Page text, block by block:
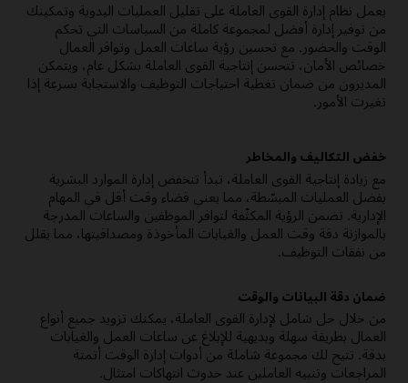
يعمل نظام إدارة القوى العاملة على تقليل العمليات اليدوية وتمكينك
من توفير إدارة أفضل لمجموعة كاملة من السياسات التي تحكم
الوقت والحضور. مع تحسين رؤية ساعات العمل وتوافر العمال
خصائص الأمان، تتحسن إنتاجية القوى العاملة بشكل عام، ويتمكن
المديرون من ضمان تغطية احتياجات التوظيف والاستجابة بسرعة إذا
تغيرت الأمور.
خفض التكاليف والمخاطر
مع زيادة إنتاجية القوى العاملة، تبدأ تنخفض إدارة الموارد البشرية
بفضل العمليات المبسّطة، مما يعني قضاء وقت أقل في المهام
الإدارية. تضمن الرؤية المكثّفة لتوافر الموظفين والساعات المدرجة
بالموازنة دقة وقت العمل والغيابات المأخوذة ومصداقيتها، مما يقلل
من نفقات التوظيف.
ضمان دقة البيانات والوقت
من خلال حل شامل لإدارة القوى العاملة، يمكنك تزويد جميع أنواع
العمال بطريقة سهلة وبديهية للإبلاغ عن ساعات العمل والغيابات
بدقة. تتيح لك مجموعة شاملة من أدوات إدارة الوقت أتمتة
المراجعات وتنبيه العاملين عند حدوث انتهاكات امتثال.